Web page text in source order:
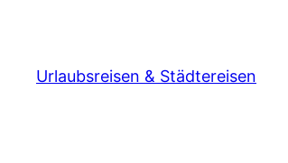
springen
Urlaubsreisen & Städtereisen